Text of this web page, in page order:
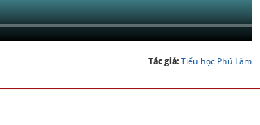
Tác giả:Tiểu học Phú Lãm